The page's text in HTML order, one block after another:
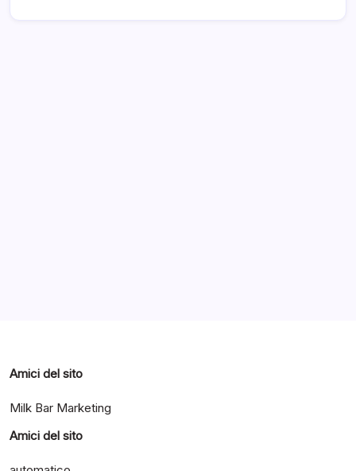
Amici del sito
Milk Bar Marketing
Amici del sito